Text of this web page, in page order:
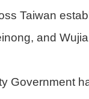
Taiwan
and
Government